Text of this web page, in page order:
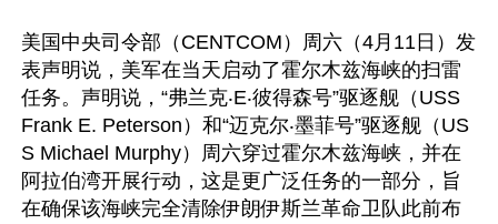
美国中央司令部（CENTCOM）周六（4月11日）发
表声明说，美军在当天启动了霍尔木兹海峡的扫雷
任务。声明说，“弗兰克‧E‧彼得森号”驱逐舰（USS
Frank E. Peterson）和“迈克尔‧墨菲号”驱逐舰（US
S Michael Murphy）周六穿过霍尔木兹海峡，并在
阿拉伯湾开展行动，这是更广泛任务的一部分，旨
在确保该海峡完全清除伊朗伊斯兰革命卫队此前布